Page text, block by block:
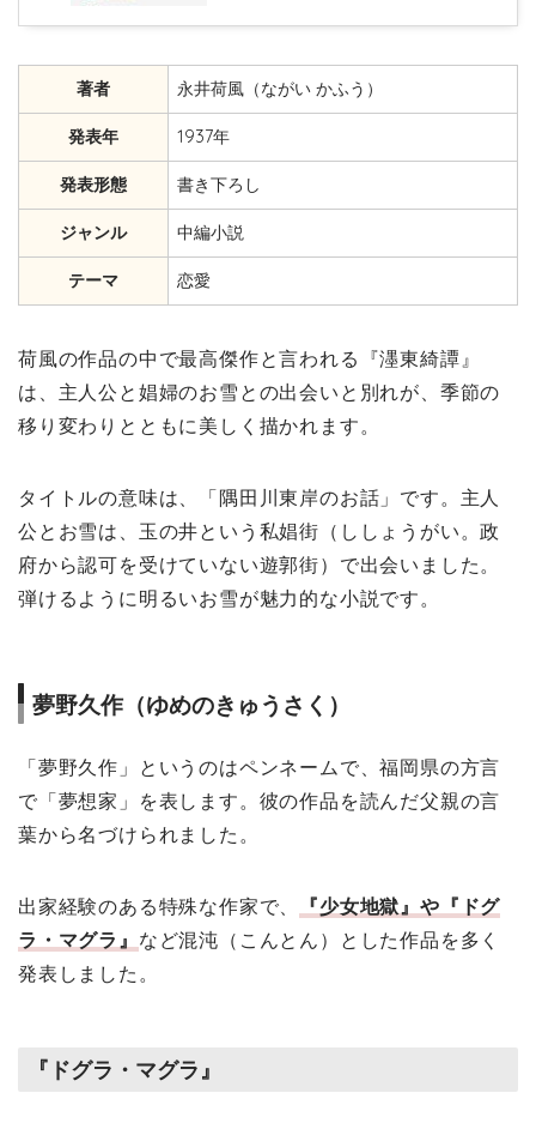
著者 永井荷風（ながい かふう）
発表年 1937年
発表形態 書き下ろし
ジャンル 中編小説
テーマ 恋愛
荷風の作品の中で最高傑作と言われる『濹東綺譚』
は、主人公と娼婦のお雪との出会いと別れが、季節の
移り変わりとともに美しく描かれます。
タイトルの意味は、「隅田川東岸のお話」です。主人
公とお雪は、玉の井という私娼街（ししょうがい。政
府から認可を受けていない遊郭街）で出会いました。
弾けるように明るいお雪が魅力的な小説です。
夢野久作（ゆめのきゅうさく）
「夢野久作」というのはペンネームで、福岡県の方言
で「夢想家」を表します。彼の作品を読んだ父親の言
葉から名づけられました。
出家経験のある特殊な作家で、
『少女地獄』や『ドグ
ラ・マグラ』 など混沌（こんとん）とした作品を多く
発表しました。
『ドグラ・マグラ』